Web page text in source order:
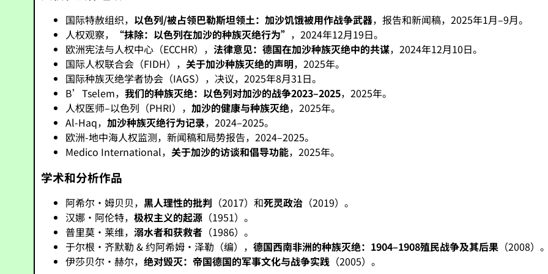
国际特赦组织， 以色列/被占领巴勒斯坦领土：加沙饥饿被用作战争武器，报告和新闻稿，2025年1月–9月。
人权观察，
“抹除：以色列在加沙的种族灭绝行为” ，2024年12月19日。
欧洲宪法与人权中心（ECCHR），法律意见：德国在加沙种族灭绝中的共谋，2024年12月10日。
国际人权联合会（FIDH），关于加沙种族灭绝的声明，2025年。
国际种族灭绝学者协会（IAGS），决议，2025年8月31日。
B’Tselem，我们的种族灭绝：以色列对加沙的战争2023–2025，2025年。
人权医师–以色列（PHRI），加沙的健康与种族灭绝，2025年。
Al-Haq，加沙种族灭绝行为记录，2024–2025。
欧洲-地中海人权监测，新闻稿和局势报告，2024–2025。
Medico International，关于加沙的访谈和倡导功能，2025年。
学术和分析作品
阿希尔·姆贝贝，黑人理性的批判 （2017）和死灵政治 （2019）。
汉娜·阿伦特，极权主义的起源 （1951）。
普里莫·莱维，溺水者和获救者 （1986）。
于尔根·齐默勒 & 约阿希姆·泽勒（编），德国西南非洲的种族灭绝：1904–1908殖民战争及其后果 （2008）
伊莎贝尔·赫尔，绝对毁灭：帝国德国的军事文化与战争实践 （2005）。